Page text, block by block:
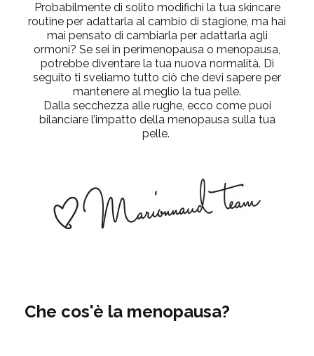
Probabilmente di solito modifichi la tua skincare
routine per adattarla al cambio di stagione, ma hai
mai pensato di cambiarla per adattarla agli
ormoni? Se sei in perimenopausa o menopausa,
potrebbe diventare la tua nuova normalità. Di
seguito ti sveliamo tutto ciò che devi sapere per
mantenere al meglio la tua pelle.
Dalla secchezza alle rughe, ecco come puoi
bilanciare l’impatto della menopausa sulla tua
pelle.
Che cos'è la menopausa?